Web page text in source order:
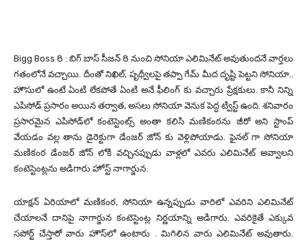
Bigg Boss 8 : బిగ్ బాస్ సీజన్ 8 నుంచి సోనియా ఎలిమినేట్ అవుతుందనే వార్తలు
గతంలోనే వచ్చాయి. దీంతో నిఖిల్, పృథ్వీలపై తప్పా గేమ్ మీద దృష్టి పెట్టని సోనియా..
హౌసులో ఉంటే ఏంటి లేకపోతే ఏంటి అనే ఫీలింగ్ కు వచ్చారు ప్రేక్షకులు. కానీ నిన్ని
ఎపిసోడ్ ప్రసారం అయిన తర్వాత, అసలు సోనియా వెనుక పెద్ద ట్విస్ట్ ఉంది. శనివారం
ప్రసారమైన ఎపిసోడ్‌లో కంటెస్టెంట్స్ అంతా కలిసి మణికంఠను జీరో అని స్టాంప్
వేయడం వల్ల తాను డైరెక్టుగా డేంజర్ జోన్ కు వెళ్లిపోయాడు. ఫైనల్ గా సోనియా
మణికంఠ డేంజర్ జోన్ లోకి వచ్చినప్పుడు వాళ్లలో ఎవరు ఎలిమినేట్ అవ్వాలని
కంటెస్టెంట్లను అడిగారు హోస్ట్ నాగార్జున.
యాక్షన్ ఏరియాలో మణికంఠ, సోనియా ఉన్నప్పుడు వారిలో ఎవరిని ఎలిమినేట్
చేయాలనే దానిపై నాగార్జున కంటెస్టెంట్ల నిర్ణయాన్ని అడిగారు. ఎవరికైతే ఎక్కువ
సపోర్ట్ చేస్తారో వారు హౌస్‌లో ఉంటారు . మిగిలిన వారు ఎలిమినేట్ అవుతారు.